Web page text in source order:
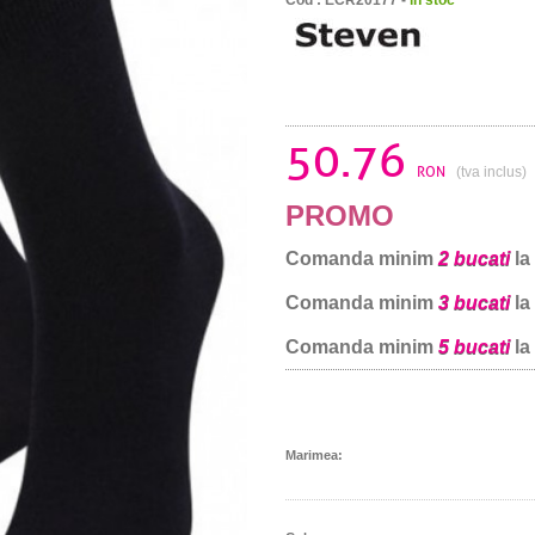
50.76 RON (tva inclus)
PROMO
Comanda minim 2 bucatila
Comanda minim 3 bucatila
Comanda minim 5 bucatila
Marimea: